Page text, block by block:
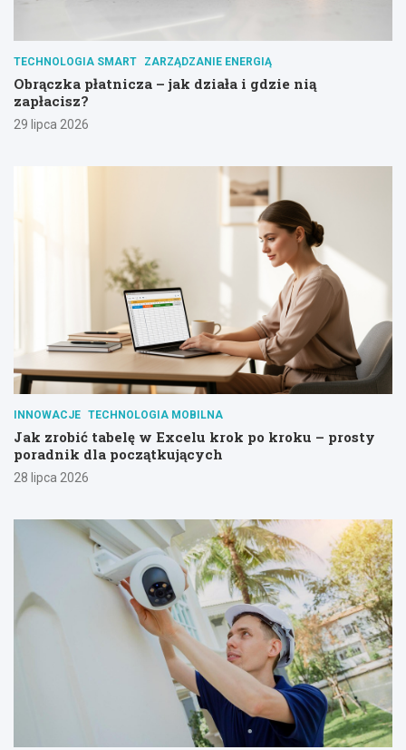
TECHNOLOGIA SMART ZARZĄDZANIE ENERGIĄ
Obrączka płatnicza – jak działa i gdzie nią
zapłacisz?
29 lipca 2026
INNOWACJE TECHNOLOGIA MOBILNA
Jak zrobić tabelę w Excelu krok po kroku – prosty
poradnik dla początkujących
28 lipca 2026